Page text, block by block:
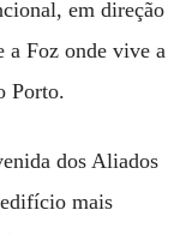
em direção
a Foz onde vive a
Porto.
dos Aliados
mais